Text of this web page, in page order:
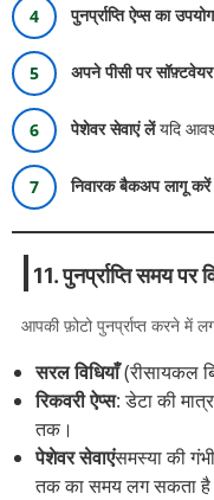
पुनर्प्राप्ति ऐप्स का
अपने पीसी पर
पेशेवर सेवाएं लेंयदि
निवारक बैकअप लागू करें
11. पुनर्प्राप्ति समय पर
आपकी फ़ोटो पुनर्प्राप्त करने में
सरल विधियाँ(रीसायकल
रिकवरी ऐप्स: डेटा की
तक।
पेशेवर सेवाएंसमस्या की
तक का समय लग सकता